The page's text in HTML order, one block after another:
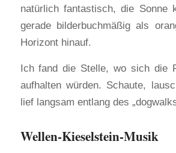
natürlich fantastisch, die Sonne
gerade bilderbuchmäßig als
Horizont hinauf.
Ich fand die Stelle, wo sich die
aufhalten würden. Schaute,
lief langsam entlang des
Wellen-Kieselstein-Musik